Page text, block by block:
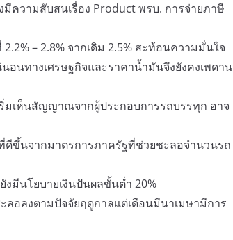
ความสับสนเรื่อง Product พรบ. การจ่ายภาษี
– 2.8% จากเดิม 2.5% สะท้อนความมั่นใจ
นทางเศรษฐกิจและราคาน้ำมันจึงยังคงเพดาน
มเห็นสัญญาณจากผู้ประกอบการรถบรรทุก อาจ
ขึ้นจากมาตรการภาครัฐที่ช่วยชะลอจำนวนรถ
มีนโยบายเงินปันผลขั้นต่ำ 20%
ลอลงตามปัจจัยฤดูกาลแต่เดือนมีนาเมษามีการ